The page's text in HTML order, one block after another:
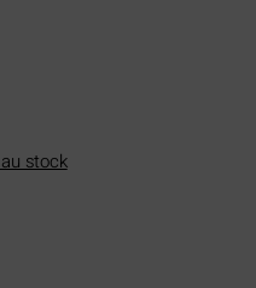
stock